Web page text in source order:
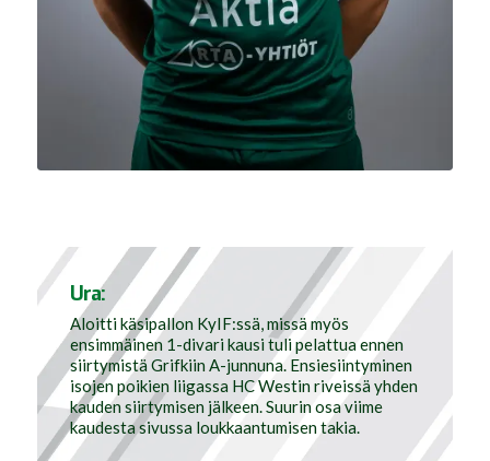
Ura:
Aloitti käsipallon KyIF:ssä, missä myös
ensimmäinen 1-divari kausi tuli pelattua ennen
siirtymistä Grifkiin A-junnuna. Ensiesiintyminen
isojen poikien liigassa HC Westin riveissä yhden
kauden siirtymisen jälkeen. Suurin osa viime
kaudesta sivussa loukkaantumisen takia.